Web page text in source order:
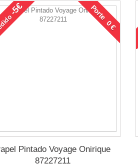
-5€ Porte 0 €
Pintado Voyage Onirique
87227211